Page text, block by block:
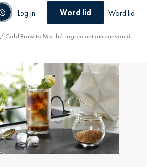
Log in Word lid Word lid
/ Cold Brew to Mix: hét ingrediënt om eenvoudig zelf koude koffiespecialiteiten te bereiden